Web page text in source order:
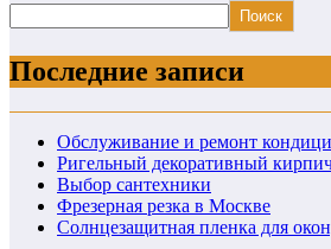
Поиск
Последние записи
Обслуживание и ремонт
Ригельный декоративный
Выбор сантехники
Фрезерная резка в Москве
Солнцезащитная пленка для